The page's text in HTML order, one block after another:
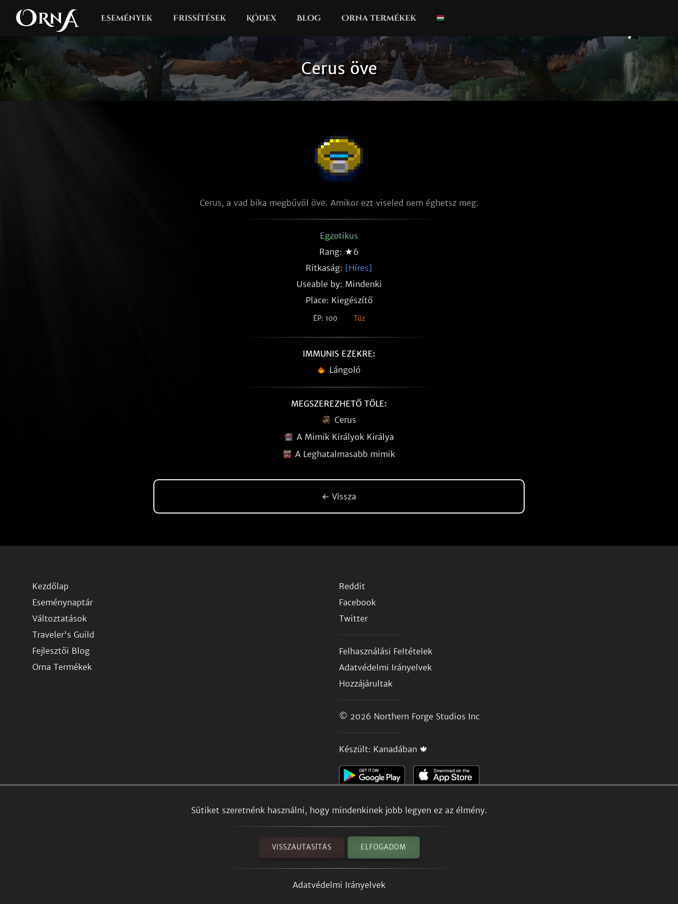
Események Frissítések Kódex Blog Orna Termékek
Cerus öve
Sütiket szeretnénk használni, hogy mindenkinek jobb legyen ez az élmény.
VISSZAUTASÍTÁS ELFOGADOM
Adatvédelmi Irányelvek
Cerus, a vad bika megbűvöl öve. Amikor ezt viseled nem éghetsz meg.
Egzotikus
Rang: ★6
Ritkaság: [Híres]
Useable by: Mindenki
Place: Kiegészítő
ÉP: 100 Tűz
IMMUNIS EZEKRE:
Lángoló
MEGSZEREZHETŐ TŐLE:
Cerus
A Mimik Királyok Királya
A Leghatalmasabb mimik
← Vissza
Kezdőlap
Eseménynaptár
Változtatások
Traveler's Guild
Fejlesztői Blog
Orna Termékek
Reddit
Facebook
Twitter
Felhasználási Feltételek
Adatvédelmi Irányelvek
Hozzájárultak
© 2026 Northern Forge Studios Inc
Készült: Kanadában 🍁